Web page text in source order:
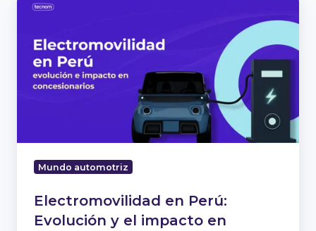
Evolución
impacto
Mundo automotriz
Electromovilidad en Perú:
Evolución y el impacto en